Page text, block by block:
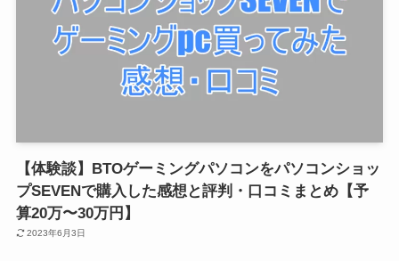
【体験談】BTOゲーミングパソコンをパソコンショッ
プSEVENで購入した感想と評判・口コミまとめ【予
算20万〜30万円】
2023年6月3日